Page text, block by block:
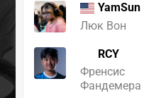
YamSun
Люк Вон
RCY
Френсис
Фандемера